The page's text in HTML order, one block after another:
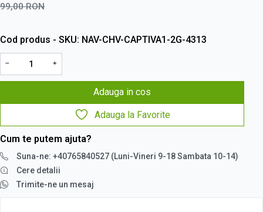
99,00RON
Cod produs - SKU NAV-CHV-CAPTIVA1-2G-4313
− +
Adauga in cos
Adauga la Favorite
Cum te putem ajuta?
Suna-ne: +40765840527 (Luni-Vineri 9-18 Sambata 10-14)
Cere detalii
Trimite-ne un mesaj